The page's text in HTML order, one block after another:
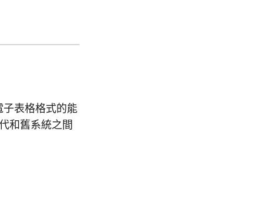
表格格式的能
和舊系統之間